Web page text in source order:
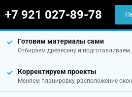
+7 921 027-89-78
Готовим материалы сами
Отбираем древесину и
Корректируем проекты
Меняем планировку, расположение